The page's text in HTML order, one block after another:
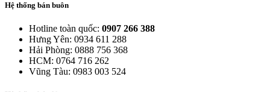
Hệ thống bán buôn
Hotline toàn quốc: 0907 266 388
Hưng Yên: 0934 611 288
Hải Phòng: 0888 756 368
HCM: 0764 716 262
Vũng Tàu: 0983 003 524